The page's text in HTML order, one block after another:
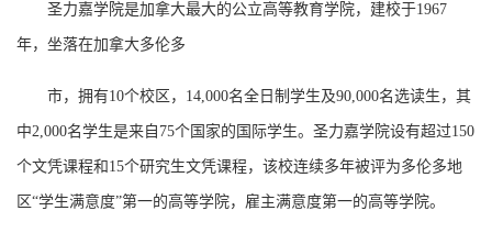
圣力嘉学院是加拿大最大的公立高等教育学院，建校于1967
年，坐落在加拿大多伦多
市，拥有10个校区， 14,000名全日制学生及90,000名选读生，其
中2,000名学生是来自 75个国家的国际学生。圣力嘉学院设有超过150
个文凭课程和 15个研究生文凭课程，该校连续多年被评为多伦多地
区“学生满意度”第一的高等学院，雇主满意度第一的高等学院。